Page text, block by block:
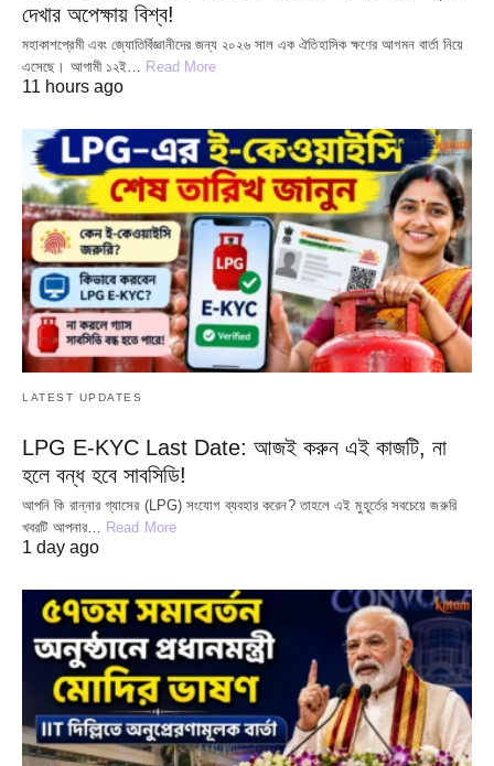
দেখার অপেক্ষায় বিশ্ব!
মহাকাশপ্রেমী এবং জ্যোতির্বিজ্ঞানীদের জন্য ২০২৬ সাল এক ঐতিহাসিক ক্ষণের আগমন বার্তা নিয়ে
এসেছে। আগামী ১২ই… Read More
11 hours ago
LATEST UPDATES
LPG E-KYC Last Date: আজই করুন এই কাজটি, না
হলে বন্ধ হবে সাবসিডি!
আপনি কি রান্নার গ্যাসের (LPG) সংযোগ ব্যবহার করেন? তাহলে এই মুহূর্তের সবচেয়ে জরুরি
খবরটি আপনার… Read More
1 day ago